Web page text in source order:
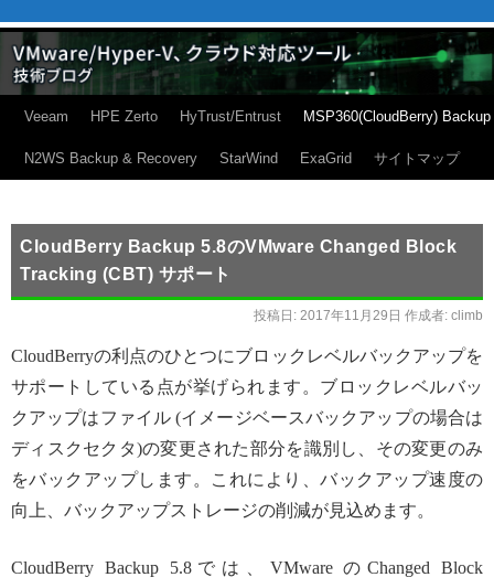
Veeam HPE Zerto HyTrust/Entrust MSP360(CloudBerry) Backup
N2WS Backup & Recovery StarWind ExaGrid サイトマップ
CloudBerry Backup 5.8のVMware Changed Block
Tracking (CBT) サポート
投稿日: 2017年11月29日 作成者: climb
CloudBerryの利点のひとつにブロックレベルバックアップを
サポートしている点が挙げられます。ブロックレベルバッ
クアップはファイル (イメージベースバックアップの場合は
ディスクセクタ)の変更された部分を識別し、その変更のみ
をバックアップします。これにより、バックアップ速度の
向上、バックアップストレージの削減が見込めます。
CloudBerry Backup 5.8では、VMware のChanged Block